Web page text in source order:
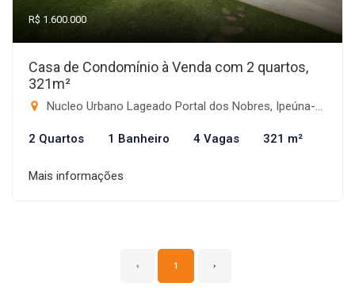
R$ 1.600.000
Casa de Condomínio à Venda com 2 quartos,
321m²
Nucleo Urbano Lageado Portal dos Nobres, Ipeúna-SP
2 Quartos 1 Banheiro 4 Vagas 321 m²
Mais informações
‹ 1 ›